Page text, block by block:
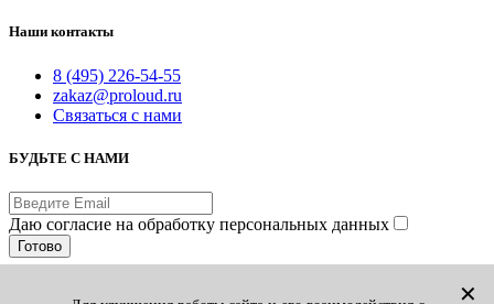
Наши контакты
8 (495) 226-54-55
zakaz@proloud.ru
Связаться с нами
БУДЬТЕ С НАМИ
Даю согласие на обработку персональных данных
Готово
✕